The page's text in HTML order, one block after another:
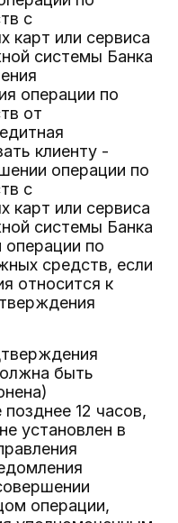
с
карт или сервиса
системы Банка
операции по
от
клиенту -
операции по
с
карт или сервиса
системы Банка
по
средств, если
относится к
быть
12 часов,
установлен в
операции,